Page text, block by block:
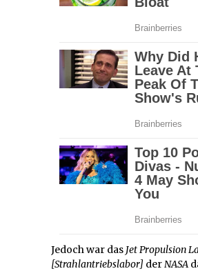
Jedoch war das Jet Propulsion
[Strahlantriebslabor] derNASA